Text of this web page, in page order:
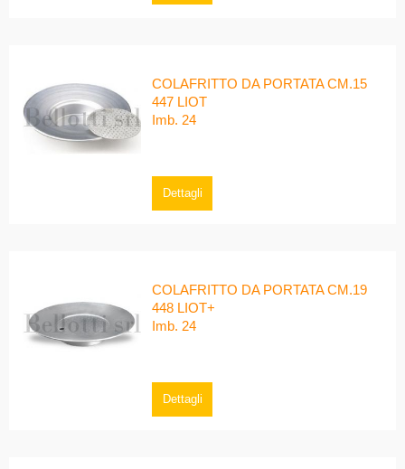
COLAFRITTO DA PORTATA CM.15
447 LIOT
Imb. 24
Dettagli
COLAFRITTO DA PORTATA CM.19
448 LIOT+
Imb. 24
Dettagli